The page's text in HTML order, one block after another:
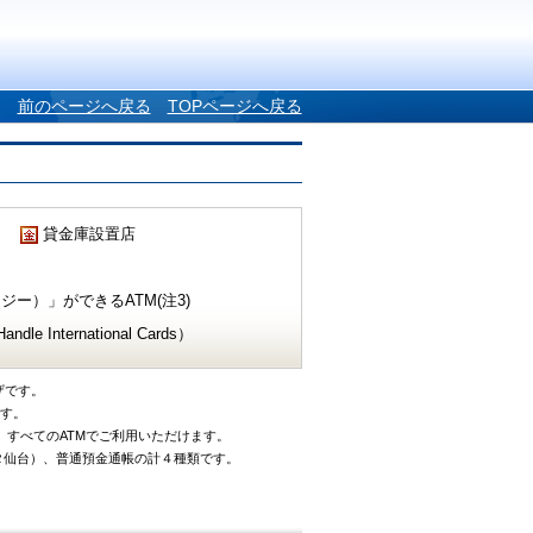
前のページへ戻る TOPページへ戻る
貸金庫設置店
ー）」ができるATM(注3)
International Cards）
す。
。
べてのATMでご利用いただけます。
台）、普通預金通帳の計４種類です。